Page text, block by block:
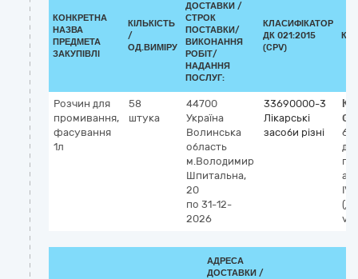
КОНКРЕТНА
НАЗВА
ПРЕДМЕТА
ЗАКУПІВЛІ
КІЛЬКІСТЬ
/
ОД.ВИМІРУ
ДОСТАВКИ /
СТРОК
ПОСТАВКИ/
ВИКОНАННЯ
РОБІТ/
НАДАННЯ
ПОСЛУГ:
КЛАСИФІКАТОР
ДК 021:2015
(CPV)
Розчин для
промивання,
фасування
1л
58
штука
44700
Україна
Волинська
область
м.Володимир
Шпитальна,
20
по 31-12-
2026
33690000-3
Лікарські
засоби різні
IVD
АДРЕСА
ДОСТАВКИ /